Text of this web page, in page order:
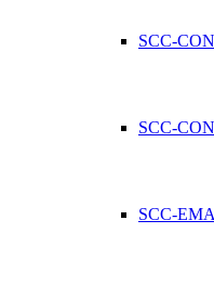
SCC-
SCC-
SCC-